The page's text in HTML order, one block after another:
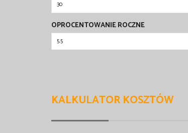
OPROCENTOWANIE ROCZNE
KALKULATOR KOSZTÓW